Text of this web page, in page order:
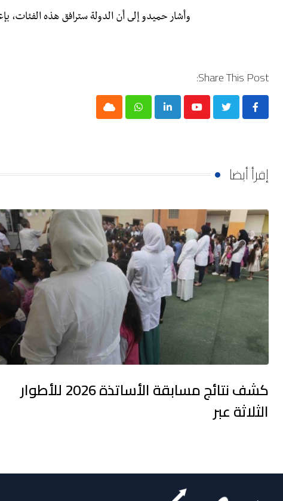
وأشار حميدو إلى أن الدولة سترافق هذه الفئات،
Share This Post:
Youtube
LinkedIn
Whatsapp
Cloud
إقرأ أيضا
كشف نتائج مسابقة الأساتذة 2026 للأطوار
الثلاثة عبر